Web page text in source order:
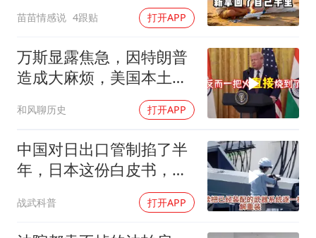
苗苗情感说 4跟贴 打开APP
万斯显露焦急，因特朗普
造成大麻烦，美国本土有
和风聊历史 打开APP
中国对日出口管制掐了半
年，日本这份白皮书，等
于自己把家底抖搂干净了
战武科普 打开APP